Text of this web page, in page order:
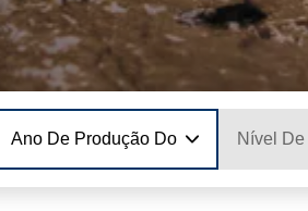
Ano De Produção Do Modelo Nível